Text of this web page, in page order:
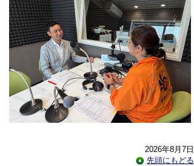
2026年8月7日
先頭にもどる